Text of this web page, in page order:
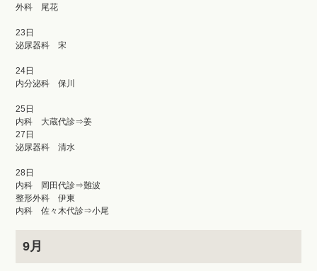
外科 尾花
23日
泌尿器科 宋
24日
内分泌科 保川
25日
内科 大蔵代診⇒姜
27日
泌尿器科 清水
28日
内科 岡田代診⇒難波
整形外科 伊東
内科 佐々木代診⇒小尾
9月